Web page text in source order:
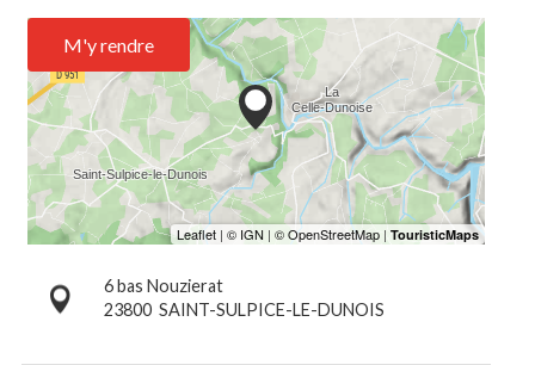
M'y rendre
6 bas Nouzierat
23800 SAINT-SULPICE-LE-DUNOIS